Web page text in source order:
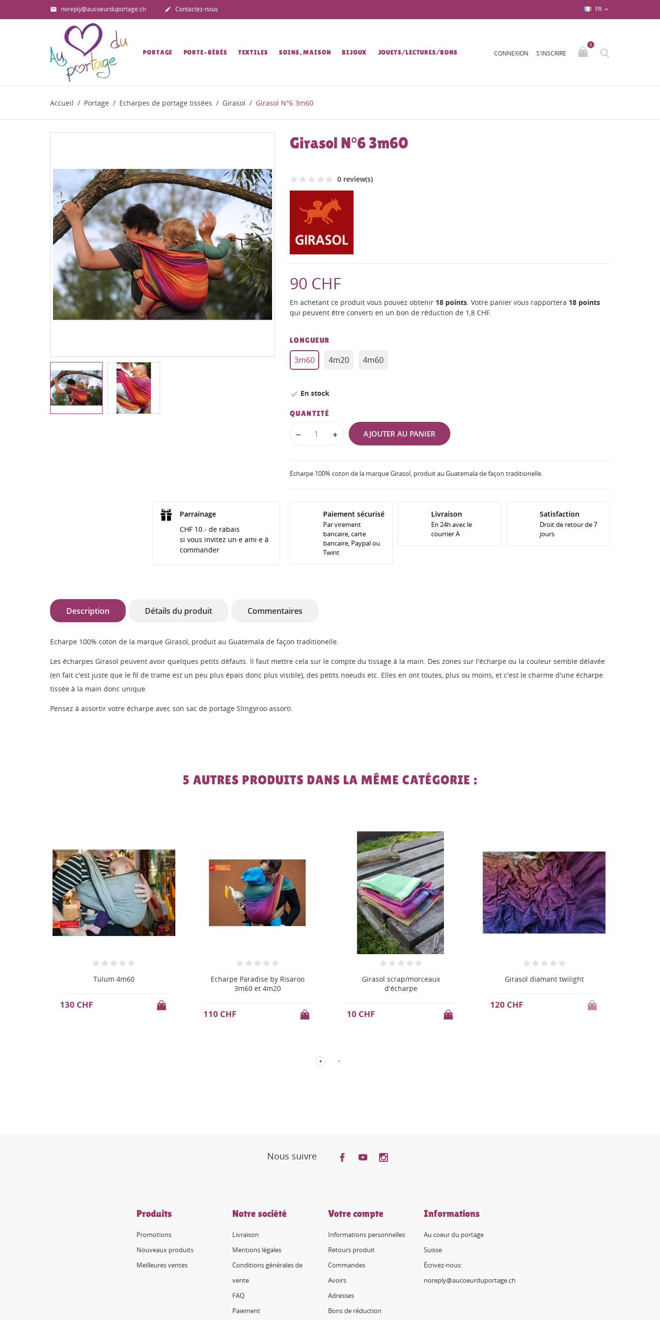
 noreply@aucoeurduportage.ch  Contactez-nous FR 
PORTAGE PORTE-BÉBÉS TEXTILES SOINS, MAISON BIJOUX JOUETS/LECTURES/BONS CONNEXION S'INSCRIRE
0
Accueil Portage Echarpes de portage tissées Girasol Girasol N°6 3m60
Girasol N°6 3m60
0 review(s)
90 CHF
En achetant ce produit vous pouvez obtenir 18points. Votre panier vous rapportera 18points
qui peuvent être converti en un bon de réduction de 1,8 CHF.
LONGUEUR
3m60 4m20 4m60
 En stock
QUANTITÉ
AJOUTER AU PANIER
Echarpe 100% coton de la marque Girasol, produit au Guatemala de façon traditionelle.
Parrainage
CHF 10.- de rabais
si vous invitez un·e ami·e à
commander
Paiement sécurisé
Par virement
bancaire, carte
bancaire, Paypal ou
Twint
Livraison
En 24h avec le
courrier A
Satisfaction
Droit de retour de 7
jours
Description Détails du produit Commentaires
Echarpe 100% coton de la marque Girasol, produit au Guatemala de façon traditionelle.
Les écharpes Girasol peuvent avoir quelques petits défauts. Il faut mettre cela sur le compte du tissage à la main. Des zones sur l'écharpe ou la couleur semble délavée
(en fait c'est juste que le fil de trame est un peu plus épais donc plus visible), des petits noeuds etc. Elles en ont toutes, plus ou moins, et c'est le charme d'une écharpe
tissée à la main donc unique.
Pensez à assortir votre écharpe avec son sac de portage Slingyroo assorti.
5 AUTRES PRODUITS DANS LA MÊME CATÉGORIE :
Tulum 4m60
130 CHF
Echarpe Paradise by Risaroo
3m60 et 4m20
110 CHF
Girasol scrap/morceaux
d'écharpe
10 CHF
Girasol diamant twilight
120 CHF
Nous suivre
Produits
Promotions
Nouveaux produits
Meilleures ventes
Notre société
Livraison
Mentions légales
Conditions générales de
vente
FAQ
Paiement
Votre compte
Informations personnelles
Retours produit
Commandes
Avoirs
Adresses
Bons de réduction
Informations
Au coeur du portage
Suisse
Écrivez-nous:
noreply@aucoeurduportage.ch